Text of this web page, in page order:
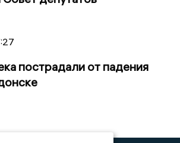
пострадали от падения